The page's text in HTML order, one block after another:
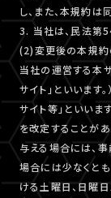
し、また、本規約は
3. 当社は、民法第
(2)変更後の本規
当社の運営する本
サイト」といいます
サイト等」といいま
を改定することが
与える場合には、
場合には少なくとも
ける土曜日、日曜